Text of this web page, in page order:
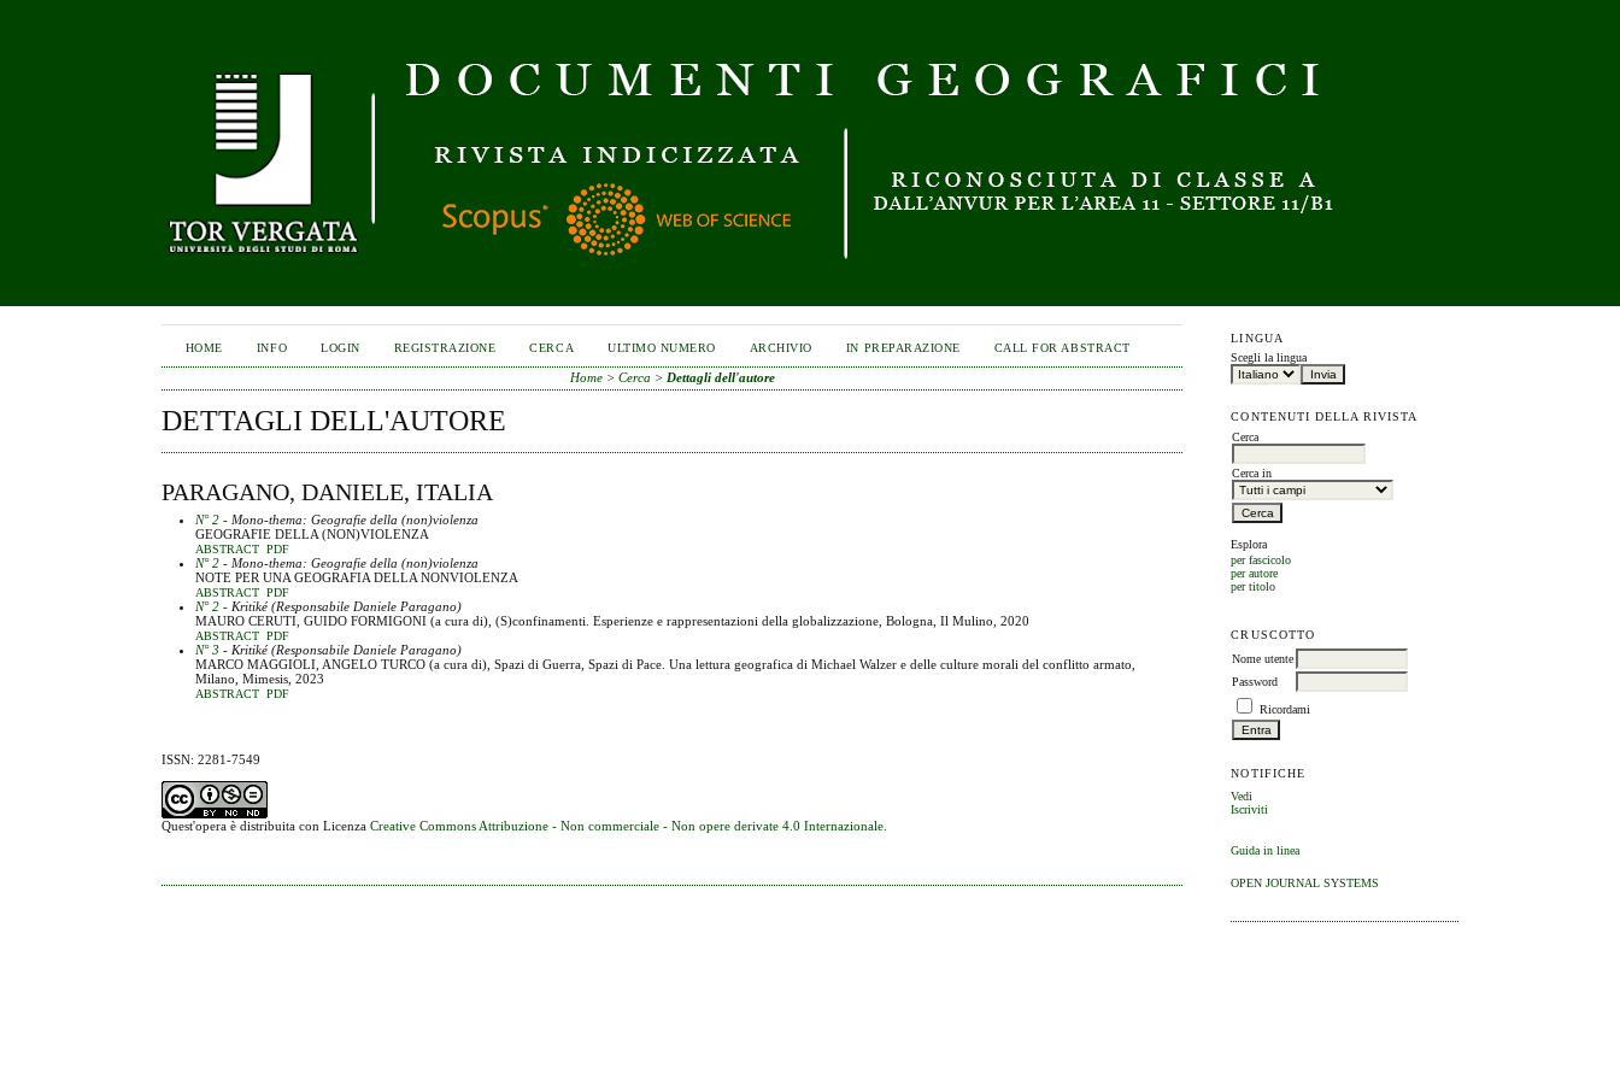
LINGUA
Scegli la lingua
CONTENUTI DELLA RIVISTA
Cerca
Cerca in
Esplora
per fascicolo
per autore
per titolo
CRUSCOTTO
Nome utente
Password
Ricordami
NOTIFICHE
Vedi
Iscriviti
Guida in linea
OPEN JOURNAL SYSTEMS
HOME INFO LOGIN REGISTRAZIONE CERCA ULTIMO NUMERO ARCHIVIO IN PREPARAZIONE CALL FOR ABSTRACT
Home> Cerca > Dettagli dell'autore
DETTAGLI DELL'AUTORE
PARAGANO, DANIELE, ITALIA
N° 2 - Mono-thema: Geografie della (non)violenza
GEOGRAFIE DELLA (NON)VIOLENZA
ABSTRACT PDF
N° 2 - Mono-thema: Geografie della (non)violenza
NOTE PER UNA GEOGRAFIA DELLA NONVIOLENZA
ABSTRACT PDF
N° 2 - Kritiké (Responsabile Daniele Paragano)
MAURO CERUTI, GUIDO FORMIGONI (a cura di), (S)confinamenti. Esperienze e rappresentazioni della globalizzazione, Bologna, Il Mulino, 2020
ABSTRACT PDF
N° 3 - Kritiké (Responsabile Daniele Paragano)
MARCO MAGGIOLI, ANGELO TURCO (a cura di), Spazi di Guerra, Spazi di Pace. Una lettura geografica di Michael Walzer e delle culture morali del conflitto armato,
Milano, Mimesis, 2023
ABSTRACT PDF
ISSN: 2281-7549
Quest'opera è distribuita con LicenzaCreative Commons Attribuzione - Non commerciale - Non opere derivate 4.0 Internazionale